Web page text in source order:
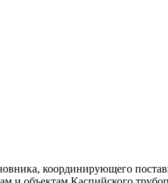
ключевого военного чиновника, координирующего поставки военной помощи Украине • Поезда задерживаются до 12 часов по всей Украине • США убедили Украину отказаться от ударов по нефтяным танкерам и объектам Каспийского трубопроводного консорциума в Новороссийске, который обеспечивает 80% экспорта казахской нефти • В Белграде проходит официальная встреча Зеленского и Вучича • Бывший игрок НБА Энес Фридом подал заявку в женскую баскетбольную лигу США — WNBA • Экспорт сельхозпродукции из Украины в сезоне 2026-2027 годов может сократиться более чем вдвое из-за российских ударов по портам Одесской области • SpaceX и Tesla строят проект Terafab – самый большой комплекс по производству чипов в мире • В Верховной Раде экс-министру обороны Федорову предлагают мобилизоваться • В бывших польских селах Островки и Воля-Островецкая на Волыни в результате эксгумационных работ обнаружены останки 55 жертв Волынской резни, в том числе 26 детей • ГУР, зачем-то, показали видео сегодняшней атаки морского дрона на отдыхающих на пляжах Ялты • Пентагон отстранил от должности ключевого военного чиновника, координирующего поставки военной помощи Украине • Поезда задерживаются до 12 часов по всей Украине • США убедили Украину отказаться от ударов по нефтяным танкерам и объектам Каспийского трубопроводного консорциума в Новороссийске, который обеспечивает 80% экспорта казахской нефти • В Белграде проходит официальная встреча Зеленского и Вучича • Бывший игрок НБА Энес Фридом подал заявку в женскую баскетбольную лигу США — WNBA • Экспорт сельхозпродукции из Украины в сезоне 2026-2027